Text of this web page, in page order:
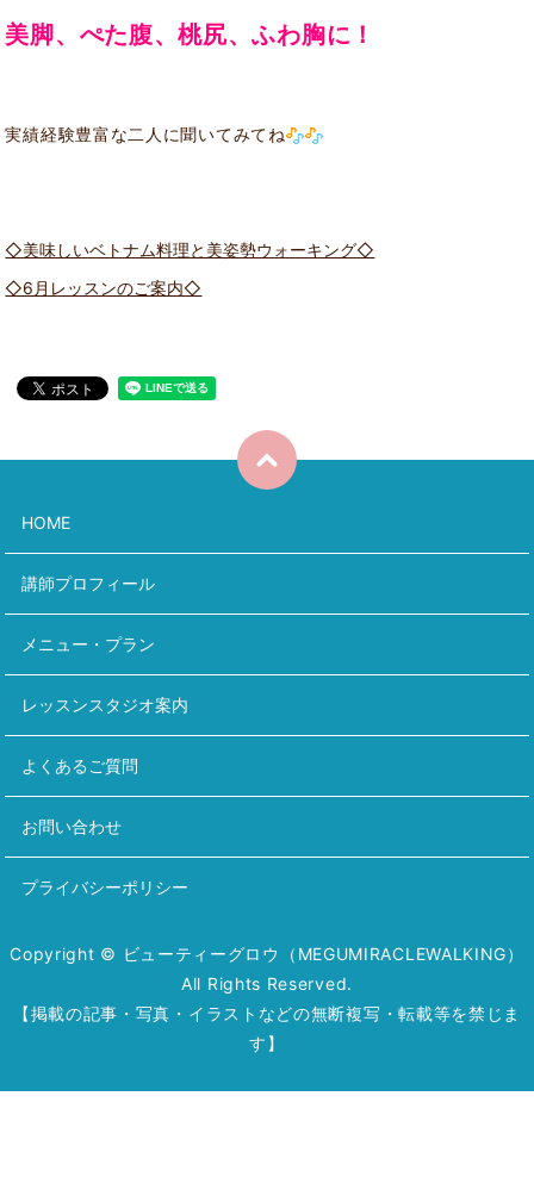
美脚、ぺた腹、桃尻、ふわ胸に！
実績経験豊富な二人に聞いてみてね
◇美味しいベトナム料理と美姿勢ウォーキング◇
◇6月レッスンのご案内◇
HOME
講師プロフィール
メニュー・プラン
レッスンスタジオ案内
よくあるご質問
お問い合わせ
プライバシーポリシー
Copyright © ビューティーグロウ（MEGUMIRACLEWALKING）
All Rights Reserved.
【掲載の記事・写真・イラストなどの無断複写・転載等を禁じま
す】